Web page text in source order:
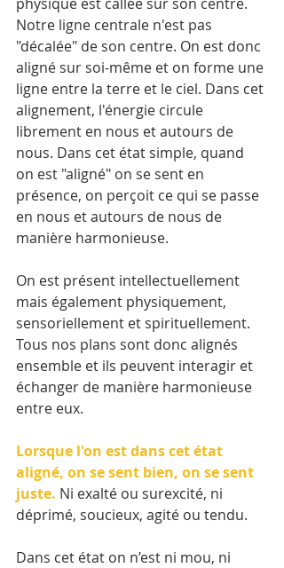
Notre ligne centrale n'est pas
"décalée" de son centre. On est donc
aligné sur soi-même et on forme une
ligne entre la terre et le ciel. Dans cet
alignement, l'énergie circule
librement en nous et autours de
nous. Dans cet état simple, quand
on est "aligné" on se sent en
présence, on perçoit ce qui se passe
en nous et autours de nous de
manière harmonieuse.
On est présent intellectuellement
mais également physiquement,
sensoriellement et spirituellement.
Tous nos plans sont donc alignés
ensemble et ils peuvent interagir et
échanger de manière harmonieuse
entre eux.
Lorsque l'on est dans cet état
aligné, on se sent bien, on se sent
juste. Ni exalté ou surexcité, ni
déprimé, soucieux, agité ou tendu.
Dans cet état on n’est ni mou, ni